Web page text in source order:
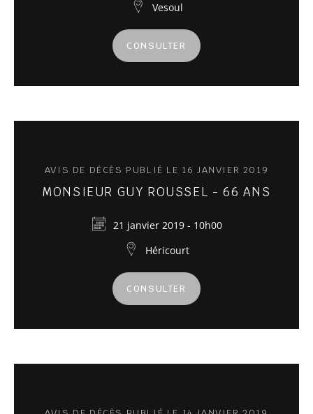
Vesoul
CONSULTER
AVIS DE DÉCÈS PUBLIÉ LE 16 JANVIER 2019
MONSIEUR GUY ROUSSEL - 66 ANS
21 janvier 2019 - 10h00
Héricourt
CONSULTER